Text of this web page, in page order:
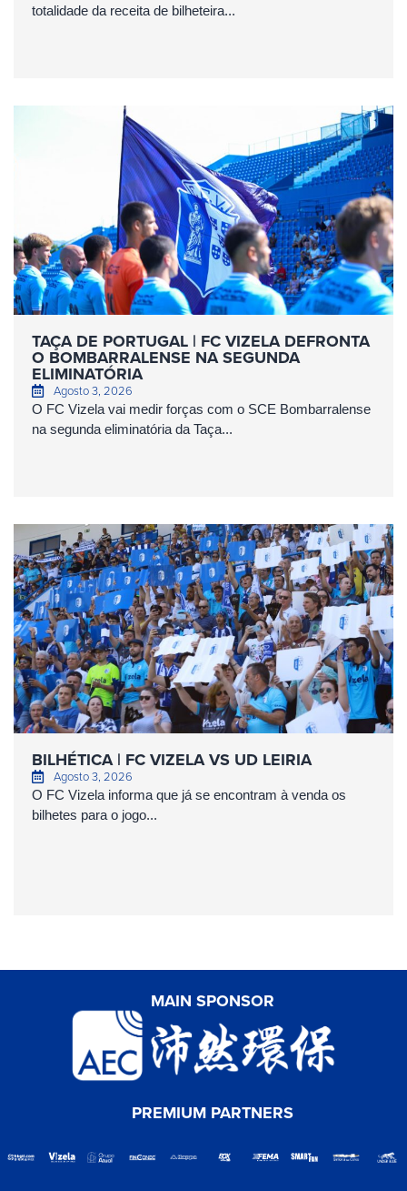
totalidade da receita de bilheteira...
TAÇA DE PORTUGAL | FC VIZELA DEFRONTA
O BOMBARRALENSE NA SEGUNDA
ELIMINATÓRIA
Agosto 3, 2026
O FC Vizela vai medir forças com o SCE Bombarralense
na segunda eliminatória da Taça...
BILHÉTICA | FC VIZELA VS UD LEIRIA
Agosto 3, 2026
O FC Vizela informa que já se encontram à venda os
bilhetes para o jogo...
MAIN SPONSOR
PREMIUM PARTNERS